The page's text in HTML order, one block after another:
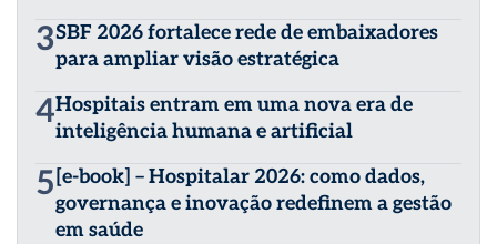
3SBF 2026 fortalece rede de embaixadores
para ampliar visão estratégica
4Hospitais entram em uma nova era de
inteligência humana e artificial
5 [e-book] – Hospitalar 2026: como dados,
governança e inovação redefinem a gestão
em saúde